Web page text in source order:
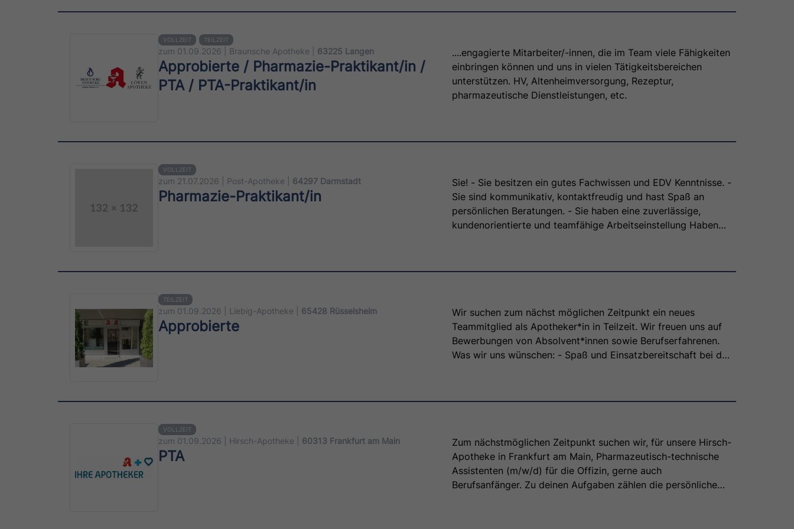
VOLLZEIT TEILZEIT
zum 01.09.2026 | Braunsche Apotheke | 63225 Langen
Approbierte / Pharmazie-Praktikant/in /
PTA / PTA-Praktikant/in
....engagierte Mitarbeiter/-innen, die im Team viele Fähigkeiten
einbringen können und uns in vielen Tätigkeitsbereichen
unterstützen. HV, Altenheimversorgung, Rezeptur,
pharmazeutische Dienstleistungen, etc.
VOLLZEIT
zum 21.07.2026 | Post-Apotheke | 64297 Darmstadt
Pharmazie-Praktikant/in
Sie! - Sie besitzen ein gutes Fachwissen und EDV Kenntnisse. -
Sie sind kommunikativ, kontaktfreudig und hast Spaß an
persönlichen Beratungen. - Sie haben eine zuverlässige,
kundenorientierte und teamfähige Arbeitseinstellung Haben
TEILZEIT
zum 01.09.2026 | Liebig-Apotheke | 65428 Rüsselsheim
Approbierte
Wir suchen zum nächst möglichen Zeitpunkt ein neues
Teammitglied als Apotheker*in in Teilzeit. Wir freuen uns auf
Bewerbungen von Absolvent*innen sowie Berufserfahrenen.
Was wir uns wünschen: - Spaß und Einsatzbereitschaft bei der
Team gemeinsam zu arbeiten
VOLLZEIT
zum 01.09.2026 | Hirsch-Apotheke | 60313 Frankfurt am Main
PTA
Zum nächstmöglichen Zeitpunkt suchen wir, für unsere Hirsch-
Apotheke in Frankfurt am Main, Pharmazeutisch-technische
Assistenten (m/w/d) für die Offizin, gerne auch
Berufsanfänger. Zu deinen Aufgaben zählen die persönliche